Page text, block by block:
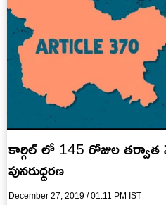
కార్గిల్ లో 145 రోజుల
పునరుధ్దరణ
December 27, 2019 / 01:11 PM IST